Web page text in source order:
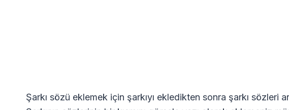
Şarkı sözü eklemek için şarkıyı ekledikten sonra şarkı sözleri